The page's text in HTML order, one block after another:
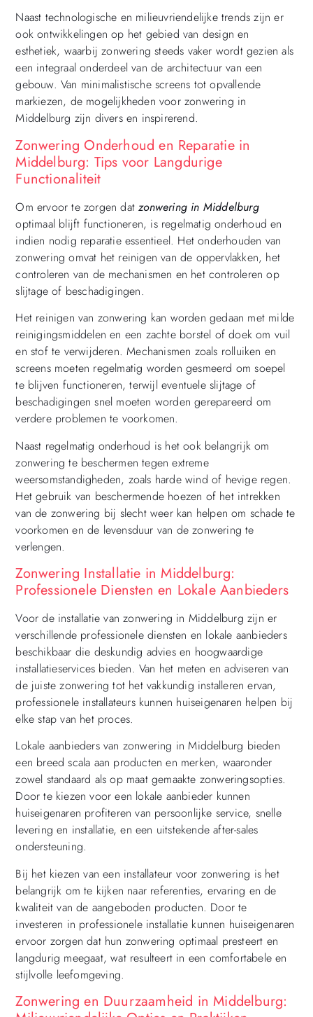
Naast technologische en milieuvriendelijke trends zijn er
ook ontwikkelingen op het gebied van design en
esthetiek, waarbij zonwering steeds vaker wordt gezien als
een integraal onderdeel van de architectuur van een
gebouw. Van minimalistische screens tot opvallende
markiezen, de mogelijkheden voor zonwering in
Middelburg zijn divers en inspirerend.
Zonwering Onderhoud en Reparatie in
Middelburg: Tips voor Langdurige
Functionaliteit
Om ervoor te zorgen datzonwering in Middelburg
optimaal blijft functioneren, is regelmatig onderhoud en
indien nodig reparatie essentieel. Het onderhouden van
zonwering omvat het reinigen van de oppervlakken, het
controleren van de mechanismen en het controleren op
slijtage of beschadigingen.
Het reinigen van zonwering kan worden gedaan met milde
reinigingsmiddelen en een zachte borstel of doek om vuil
en stof te verwijderen. Mechanismen zoals rolluiken en
screens moeten regelmatig worden gesmeerd om soepel
te blijven functioneren, terwijl eventuele slijtage of
beschadigingen snel moeten worden gerepareerd om
verdere problemen te voorkomen.
Naast regelmatig onderhoud is het ook belangrijk om
zonwering te beschermen tegen extreme
weersomstandigheden, zoals harde wind of hevige regen.
Het gebruik van beschermende hoezen of het intrekken
van de zonwering bij slecht weer kan helpen om schade te
voorkomen en de levensduur van de zonwering te
verlengen.
Zonwering Installatie in Middelburg:
Professionele Diensten en Lokale Aanbieders
Voor de installatie van zonwering in Middelburg zijn er
verschillende professionele diensten en lokale aanbieders
beschikbaar die deskundig advies en hoogwaardige
installatieservices bieden. Van het meten en adviseren van
de juiste zonwering tot het vakkundig installeren ervan,
professionele installateurs kunnen huiseigenaren helpen bij
elke stap van het proces.
Lokale aanbieders van zonwering in Middelburg bieden
een breed scala aan producten en merken, waaronder
zowel standaard als op maat gemaakte zonweringsopties.
Door te kiezen voor een lokale aanbieder kunnen
huiseigenaren profiteren van persoonlijke service, snelle
levering en installatie, en een uitstekende after-sales
ondersteuning.
Bij het kiezen van een installateur voor zonwering is het
belangrijk om te kijken naar referenties, ervaring en de
kwaliteit van de aangeboden producten. Door te
investeren in professionele installatie kunnen huiseigenaren
ervoor zorgen dat hun zonwering optimaal presteert en
langdurig meegaat, wat resulteert in een comfortabele en
stijlvolle leefomgeving.
Zonwering en Duurzaamheid in Middelburg: